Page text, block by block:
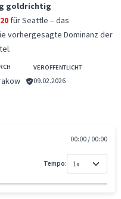
goldrichtig
für Seattle – das
vorhergesagte Dominanz der
VERÖFFENTLICHT
09.02.2026
00:00 / 00:00
Tempo: